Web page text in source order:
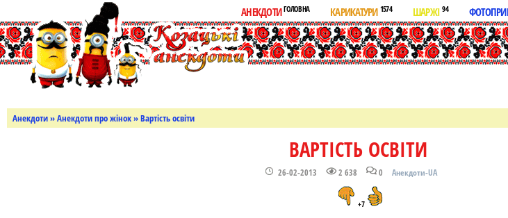
АНЕКДОТИГОЛОВНА КАРИКАТУРИ 1574 ШАРЖІ94
Анекдоти»Анекдоти про жінок» Вартість освіти
ВАРТІСТЬ ОСВІТИ
26-02-2013 2 638 0 Анекдоти-UA
+7